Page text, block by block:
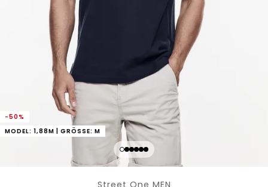
-50%
MODEL: 1,88M | GRÖSSE: M